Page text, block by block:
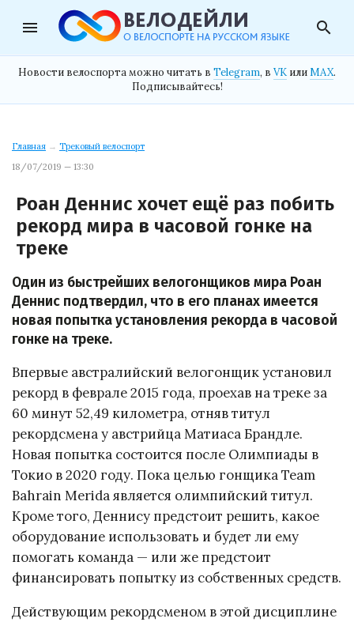
menu search
Новости велоспорта можно читать в Telegram, в VK илиMAX.
Подписывайтесь!
Главная → Трековый велоспорт
18/07/2019 — 13:30
Роан Деннис хочет ещё раз побить
рекорд мира в часовой гонке на
треке
Один из быстрейших велогонщиков мира Роан
Деннис подтвердил, что в его планах имеется
новая попытка установления рекорда в часовой
гонке на треке.
Впервые австралийский велогонщик установил
рекорд в феврале 2015 года, проехав на треке за
60 минут 52,49 километра, отняв титул
рекордсмена у австрийца Матиаса Брандле.
Новая попытка состоится после Олимпиады в
Токио в 2020 году. Пока целью гонщика Team
Bahrain Merida является олимпийский титул.
Кроме того, Деннису предстоит решить, какое
оборудование использовать и будет ли ему
помогать команда — или же предстоит
финансировать попытку из собственных средств.
Действующим рекордсменом в этой дисциплине